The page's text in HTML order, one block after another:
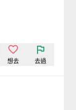
想去 去過